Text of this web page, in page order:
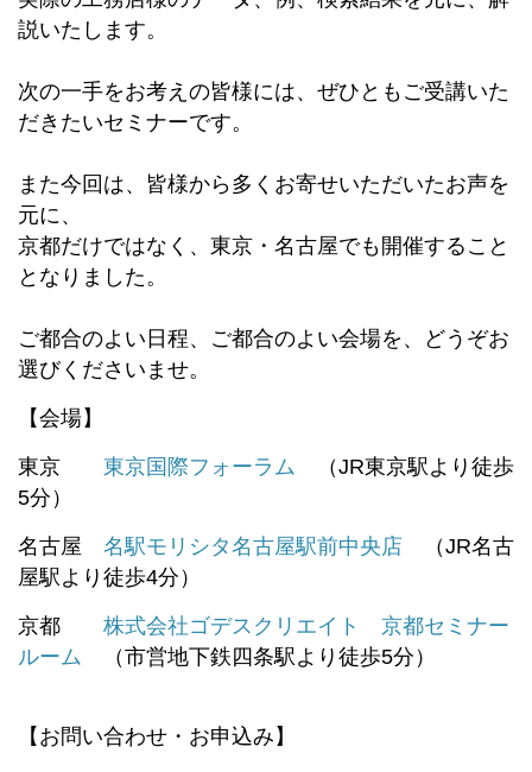
説いたします。
次の一手をお考えの皆様には、ぜひともご受講いた
だきたいセミナーです。
また今回は、皆様から多くお寄せいただいたお声を
元に、
京都だけではなく、東京・名古屋でも開催すること
となりました。
ご都合のよい日程、ご都合のよい会場を、どうぞお
選びくださいませ。
【会場】
東京 東京国際フォーラム （JR東京駅より徒歩
5分）
名古屋 名駅モリシタ名古屋駅前中央店 （JR名古
屋駅より徒歩4分）
京都 株式会社ゴデスクリエイト 京都セミナー
ルーム （市営地下鉄四条駅より徒歩5分）
【お問い合わせ・お申込み】